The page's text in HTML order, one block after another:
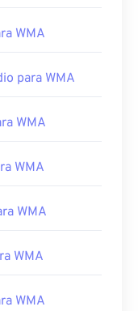
media-
WMA
para WMA
WMA
WMA
WMA
WMA
WMA